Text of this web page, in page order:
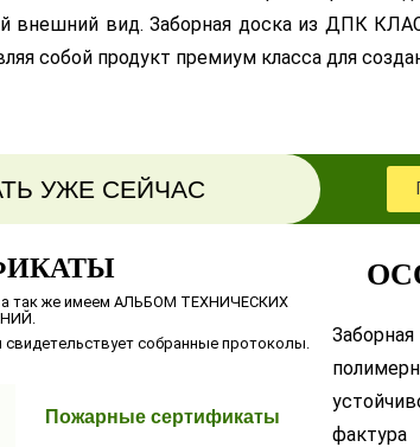
внешний вид. Заборная доска из ДПК
собой продукт премиум класса для
УЖЕ СЕЙЧАС
а так же имеем АЛЬБОМ ТЕХНИЧЕСКИХ
собранные протоколы.
Пожарные сертификаты
фактура